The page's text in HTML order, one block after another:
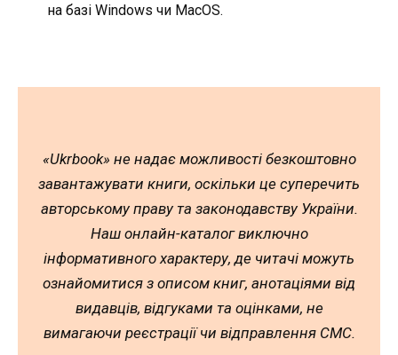
на базі Windows чи MacOS.
«Ukrbook» не надає можливості безкоштовно
завантажувати книги, оскільки це суперечить
авторському праву та законодавству України.
Наш онлайн-каталог виключно
інформативного характеру, де читачі можуть
ознайомитися з описом книг, анотаціями від
видавців, відгуками та оцінками, не
вимагаючи реєстрації чи відправлення СМС.